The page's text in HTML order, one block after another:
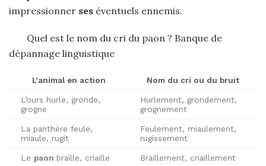
impressionner ses éventuels ennemis.
Quel est le nom du cri du paon ? Banque de
dépannage linguistique
L’animal en action Nom du cri ou du bruit
L’ours hurle, gronde,
grogne
Hurlement, grondement,
grognement
La panthère feule,
miaule, rugit
Feulement, miaulement,
rugissement
Le paon braille, criaille Braillement, criaillement